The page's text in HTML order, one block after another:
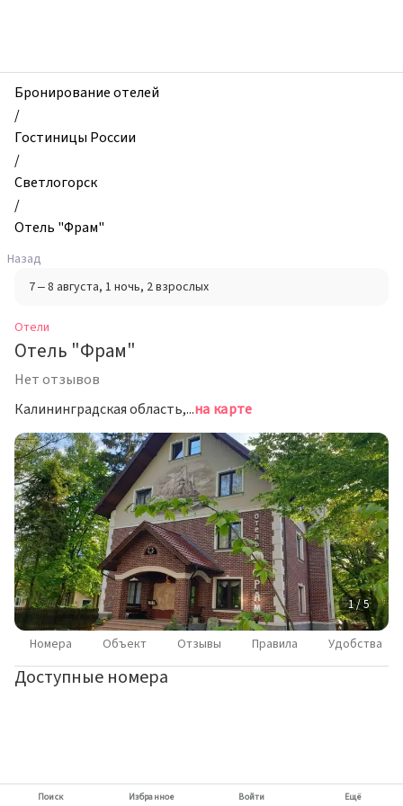
Отель
"Фрам",
Светлогорск,
Россия
Бронирование отелей
/
Гостиницы России
/
Светлогорск
/
Отель "Фрам"
Назад
7 – 8 августа, 1 ночь, 2 взрослых
Отели
Отель "Фрам"
Нет отзывов
Калининградская область, Светлогорский район, г. Светлогорск, ул. Тихомирова, д. 10ана карте
1 / 5
Номера Объект Отзывы Правила Удобства
Доступные номера
Поиск Избранное Войти Ещё